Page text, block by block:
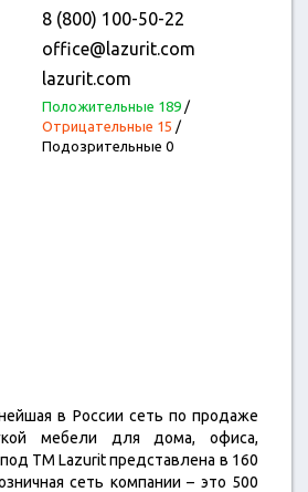
8 (800) 100-50-22
office@lazurit.com
lazurit.com
Положительные 189/
Отрицательные 15 /
Подозрительные 0
в России сеть по продаже
мебели для дома, офиса,
ТМ Lazurit представлена в 160
сеть компании – это 500